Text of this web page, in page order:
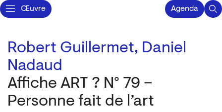
Œuvre Agenda
Robert Guillermet, Daniel
Nadaud
Affiche ART ? N° 79 –
Personne fait de l’art